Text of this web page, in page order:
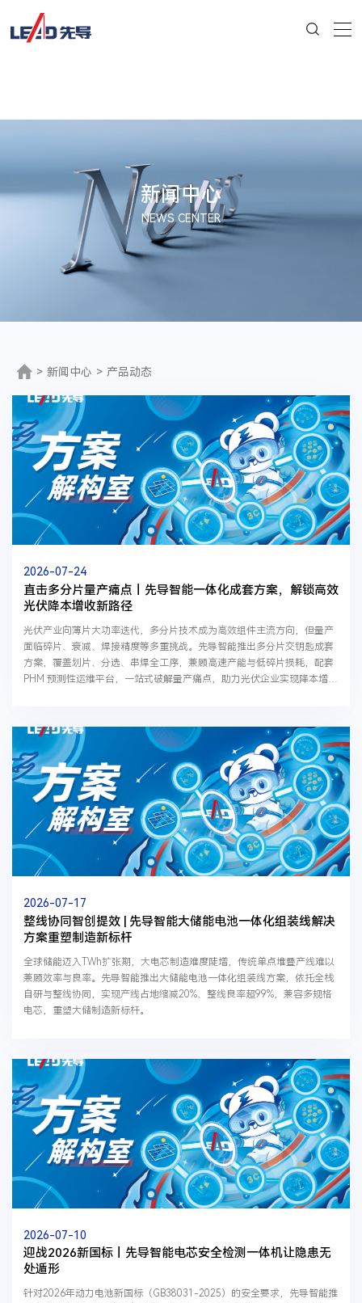
新闻中心
NEWS CENTER
> 新闻中心 > 产品动态
2026-07-24
直击多分片量产痛点丨先导智能一体化成套方案，解锁高效
光伏降本增收新路径
光伏产业向薄片大功率迭代，多分片技术成为高效组件主流方向，但量产
面临碎片、衰减、焊接精度等多重挑战。先导智能推出多分片交钥匙成套
方案，覆盖划片、分选、串焊全工序，兼顾高速产能与低碎片损耗，配套
PHM 预测性运维平台，一站式破解量产痛点，助力光伏企业实现降本增
2026-07-17
整线协同智创提效 | 先导智能大储能电池一体化组装线解决
方案重塑制造新标杆
全球储能迈入TWh扩张期，大电芯制造难度陡增，传统单点堆叠产线难以
兼顾效率与良率。先导智能推出大储能电池一体化组装线方案，依托全栈
自研与整线协同，实现产线占地缩减20%、整线良率超99%，兼容多规格
电芯，重塑大储制造新标杆。
2026-07-10
迎战2026新国标丨先导智能电芯安全检测一体机让隐患无
处遁形
针对2026年动力电池新国标（GB38031-2025）的安全要求，先导智能推